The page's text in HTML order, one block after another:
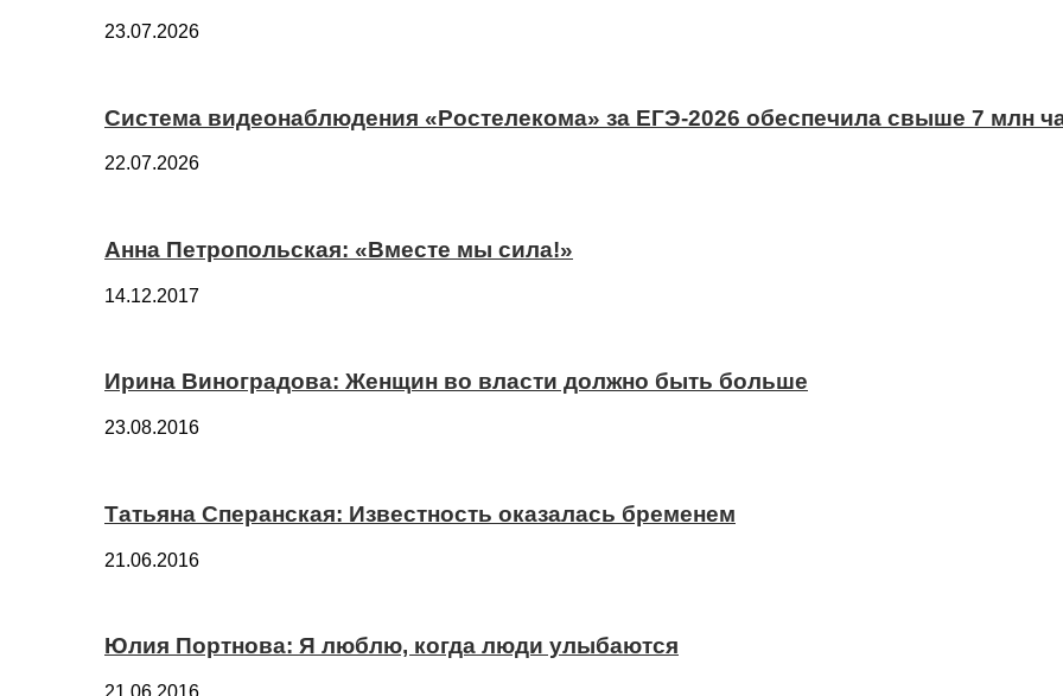
23.07.2026
Система видеонаблюдения «Ростелекома» за ЕГЭ-2026 обеспечила свыше 7 млн
22.07.2026
Анна Петропольская: «Вместе мы сила!»
14.12.2017
Ирина Виноградова: Женщин во власти должно быть больше
23.08.2016
Татьяна Сперанская: Известность оказалась бременем
21.06.2016
Юлия Портнова: Я люблю, когда люди улыбаются
21.06.2016